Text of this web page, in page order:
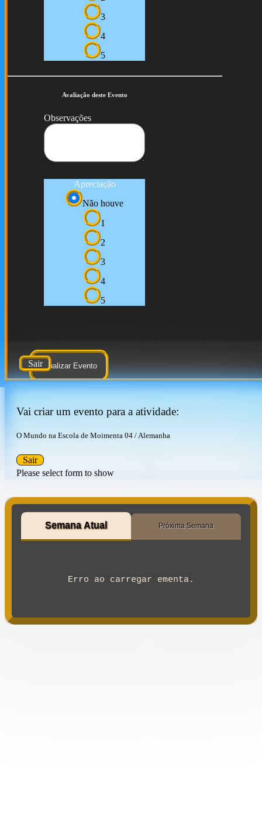
3
4
5
Avaliação deste Evento
Observações
Apreciação
Não houve
1
2
3
4
5
Atualizar Evento
Sair
Vai criar um evento para a atividade:
O Mundo na Escola de Moimenta 04 / Alemanha
Please select form to show
Sair
Semana Atual Próxima Semana
Erro ao carregar ementa.